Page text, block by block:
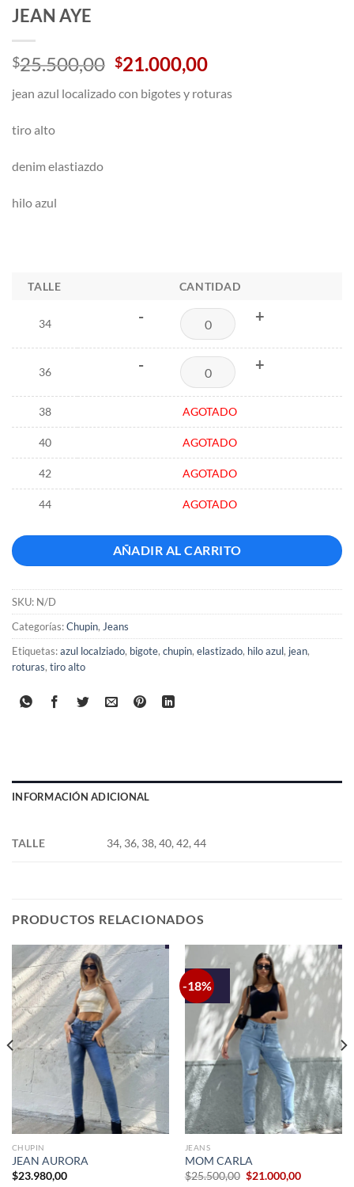
JEAN AYE
$25.500,00 El
original
$21.000,00El
actual
jean azul localizado con bigotes y roturas
tiro alto
denim elastiazdo
hilo azul
TALLE CANTIDAD
34 - +
36 - +
38 AGOTADO
40 AGOTADO
42 AGOTADO
44 AGOTADO
AÑADIR AL CARRITO
SKU: N/D
Categorías:Chupin, Jeans
Etiquetas:azul localziado, bigote, chupin, elastizado, hilo azul, jean,
roturas, tiro alto
INFORMACIÓN ADICIONAL
TALLE 34, 36, 38, 40, 42, 44
PRODUCTOS RELACIONADOS
CHUPIN
JEAN AURORA
$23.980,00
-18%
JEANS
MOM CARLA
$25.500,00 El
$21.000,00El